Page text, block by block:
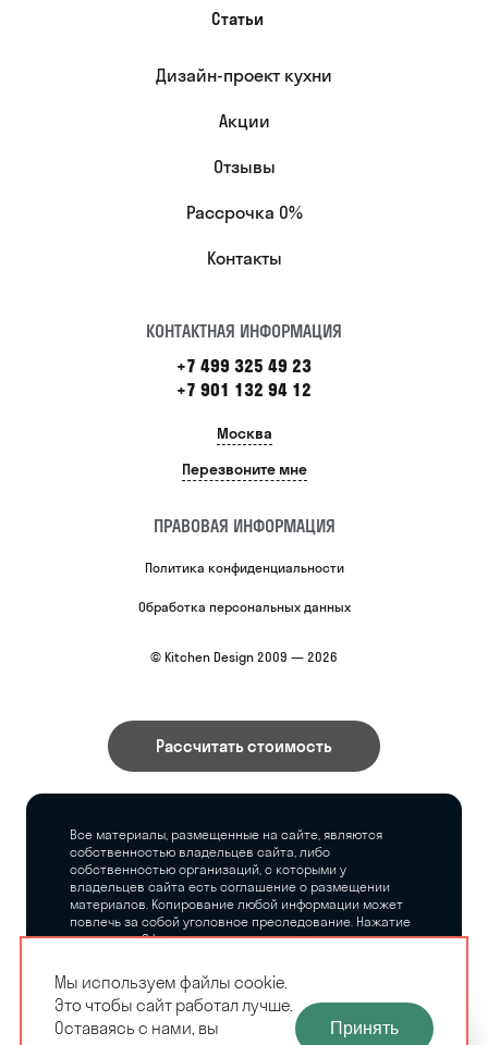
Статьи
Дизайн-проект кухни
Акции
Отзывы
Рассрочка 0%
Контакты
КОНТАКТНАЯ ИНФОРМАЦИЯ
+7 499 325 49 23
+7 901 132 94 12
Москва
Перезвоните мне
ПРАВОВАЯ ИНФОРМАЦИЯ
Политика конфиденциальности
Обработка персональных данных
© Kitchen Design 2009 — 2026
Рассчитать стоимость
Все материалы, размещенные на сайте, являются
собственностью владельцев сайта, либо
собственностью организаций, с которыми у
владельцев сайта есть соглашение о размещении
материалов. Копирование любой информации может
повлечь за собой уголовное преследование. Нажатие
на кнопку «Оформить заказ», а также последующее
владельцев сайта никаких обязательств.
ЗАМЕРЩИК-
РАСЧЕТ КУХНИ
Мы используем файлы cookie.
Это чтобы сайт работал лучше.
Оставаясь с нами, вы
Принять